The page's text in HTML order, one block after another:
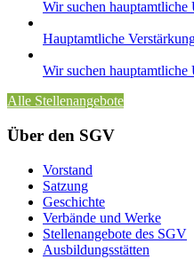
Wir suchen
Hauptamtliche
Wir suchen
Alle Stellenangebote
Über den SGV
Vorstand
Satzung
Geschichte
Verbände und Werke
Stellenangebote des SGV
Ausbildungsstätten